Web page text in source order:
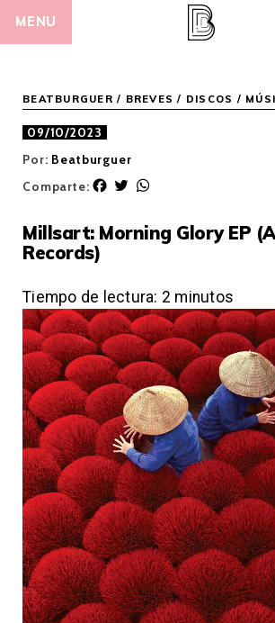
MENU
BEATBURGUER / BREVES / DISCOS /
09/10/2023
Por: Beatburguer
Comparte:
F
e
o
k
T
t
r
t
p
p
Millsart: Morning Glory EP
Records)
Tiempo de lectura: 2 minutos